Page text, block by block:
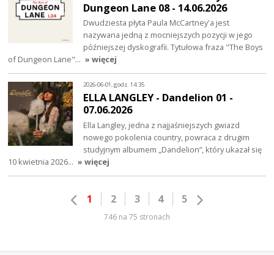
Dungeon Lane 08 - 14.06.2026
Dwudziesta płyta Paula McCartney'a jest
nazywana jedną z mocniejszych pozycji w jego
późniejszej dyskografii. Tytułowa fraza "The Boys
of Dungeon Lane"… » więcej
2026-06-01, godz. 14:35
ELLA LANGLEY - Dandelion 01 -
07.06.2026
Ella Langley, jedna z najjaśniejszych gwiazd
nowego pokolenia country, powraca z drugim
studyjnym albumem „Dandelion”, który ukazał się
10 kwietnia 2026… » więcej
1 2 3 4 5
746 na 75 stronach